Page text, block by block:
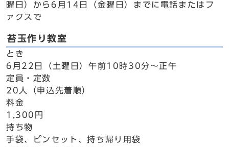
曜日）から6月14日（金曜日）までに電話またはフ
ァクスで
苔玉作り教室
とき
6月22日（土曜日）午前10時30分～正午
定員・定数
20人（申込先着順）
料金
1,300円
持ち物
手袋、ピンセット、持ち帰り用袋